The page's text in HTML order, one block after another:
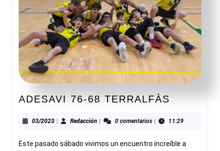
ADESAVI 76-68 TERRALFÀS
68
03/202303/2023Redacción Redacción0 comentarios 11:29
Este pasado sábado vivimos un encuentro increíble a